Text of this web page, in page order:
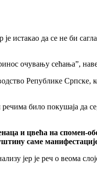
истакао да се не би
очувању сећања”,
Републике Српске,
било покушаја да
и цвећа на спомен-
саме
јер је реч о веома